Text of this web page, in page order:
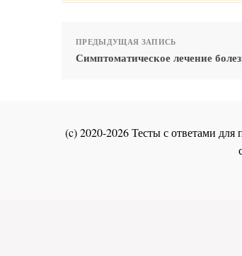
ПРЕДЫДУЩАЯ ЗАПИСЬ
Симптоматическое лечение
(c) 2020-2026 Тесты с ответами